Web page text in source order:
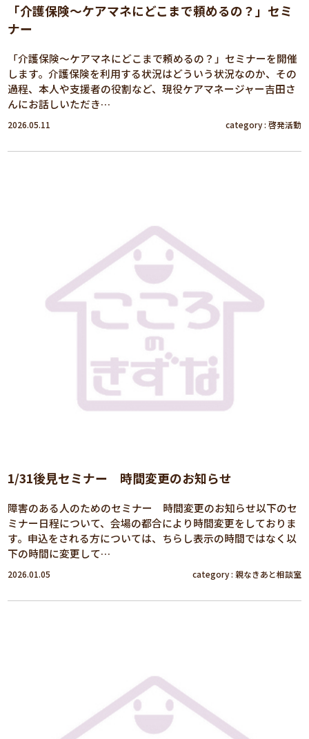
「介護保険～ケアマネにどこまで頼めるの？」セミ
ナー
「介護保険～ケアマネにどこまで頼めるの？」セミナーを開催
します。介護保険を利用する状況はどういう状況なのか、その
過程、本人や支援者の役割など、現役ケアマネージャー吉田さ
んにお話しいただき…
2026.05.11 category : 啓発活動
1/31後見セミナー 時間変更のお知らせ
障害のある人のためのセミナー 時間変更のお知らせ以下のセ
ミナー日程について、会場の都合により時間変更をしておりま
す。申込をされる方については、ちらし表示の時間ではなく以
下の時間に変更して…
2026.01.05 category : 親なきあと相談室